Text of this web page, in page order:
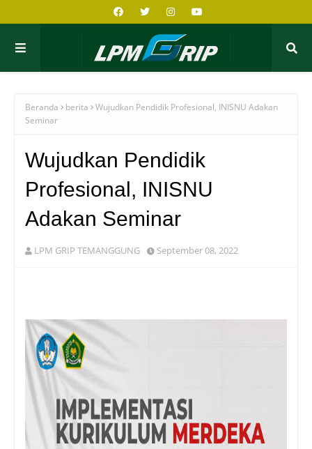
Beranda berita
Wujudkan Pendidik Profesional, INISNU Adakan
Seminar
Wujudkan Pendidik
Profesional, INISNU
Adakan Seminar
LPM GRIP TEMANGGUNG September 08, 2022